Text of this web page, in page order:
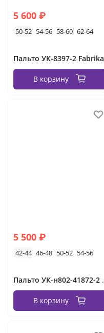
5 600 ₽
50-52 54-56 58-60 62-64
Пальто УК-8397-2 Fabrika
В корзину
5 500 ₽
42-44 46-48 50-52 54-56
В корзину